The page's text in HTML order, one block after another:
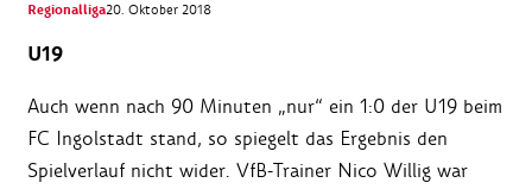
Regionalliga20. Oktober 2018
U19
Auch wenn nach 90 Minuten „nur“ ein 1:0 der U19 beim
FC Ingolstadt stand, so spiegelt das Ergebnis den
Spielverlauf nicht wider. VfB-Trainer Nico Willig war